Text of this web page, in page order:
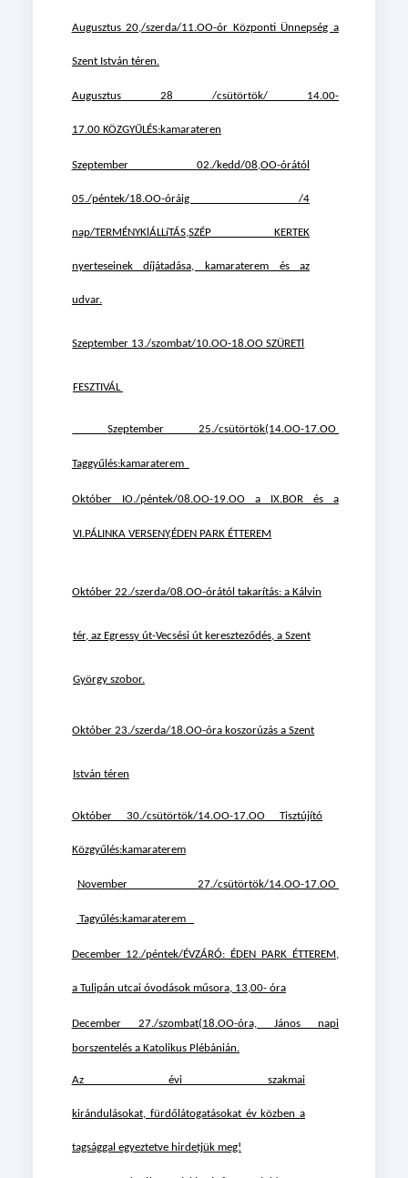
Augusztus 20,/szerda/11.OO-ór Központi Ünnepség a
Szent István téren.
Augusztus 28 /csütörtök/ 14.00-
17.00 KÖZGYŰLÉS:kamarateren
Szeptember 02./kedd/08,OO-órától
05./péntek/18.OO-óráig /4
nap/TERMÉNYKlÁLLíTÁS,SZÉP KERTEK
nyerteseinek díjátadása, kamaraterem és az
udvar.
Szeptember 13./szombat/10.OO-18.OO SZÜRETl
FESZTIVÁL
Szeptember 25./csütörtök(14.OO-17.OO
Taggyűlés:kamaraterem
Október IO./péntek/08.OO-19.OO a IX.BOR és a
VI.PÁLINKA VERSENY,ÉDEN PARK ÉTTEREM
Október 22./szerda/08.OO-órától takarítás: a Kálvin
tér, az Egressy út-Vecsési út kereszteződés, a Szent
György szobor.
Október 23./szerda/18.OO-óra koszorúzás a Szent
István téren
Október 30./csütörtök/14.OO-17.OO Tisztújító
Közgyűlés:kamaraterem
November 27./csütörtök/14.OO-17.OO
Tagyűlés:kamaraterem
December 12./péntek/ÉVZÁRÓ: ÉDEN PARK ÉTTEREM,
a Tulipán utcai óvodások műsora, 13,00- óra
December 27./szombat(18.OO-óra, János napi
borszentelés a Katolikus Plébánián.
Az évi szakmai
kirándulásokat, fürdőlátogatásokat év közben a
tagsággal egyeztetve hirdetjük meg!